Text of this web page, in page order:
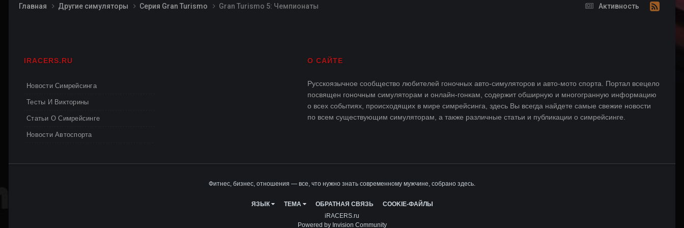
Активность
Главная Другие симуляторы Серия Gran Turismo Gran Turismo 5: Чемпионаты
IRACERS.RU
Новости Симрейсинга
Тесты И Викторины
Статьи О Симрейсинге
Новости Автоспорта
О САЙТЕ
Русскоязычное сообщество любителей гоночных авто-симуляторов и авто-мото спорта. Портал всецело
посвящен гоночным симуляторам и онлайн-гонкам, содержит обширную и многогранную информацию
о всех событиях, происходящих в мире симрейсинга, здесь Вы всегда найдете самые свежие новости
по всем существующим симуляторам, а также различные статьи и публикации о симрейсинге.
Фитнес, бизнес, отношения — все, что нужно знать современному мужчине, собрано здесь.
ЯЗЫК ТЕМА ОБРАТНАЯ СВЯЗЬ
COOKIE-ФАЙЛЫ
iRACERS.ru
Powered by Invision Community